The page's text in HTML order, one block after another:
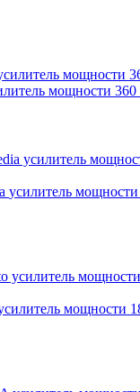
мощности
усилитель
мощности